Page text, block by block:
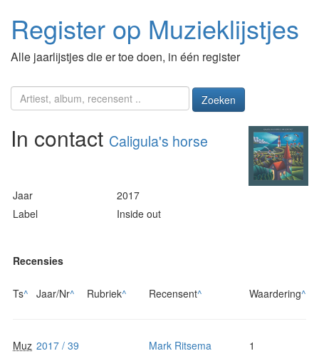
Register op Muzieklijstjes
Alle jaarlijstjes die er toe doen, in één register
Zoeken
In contact Caligula's horse
Jaar
2017
Label
Inside out
Recensies
Ts^ Jaar/Nr^ Rubriek^ Recensent^ Waardering^
Muz 2017 / 39 Mark Ritsema 1